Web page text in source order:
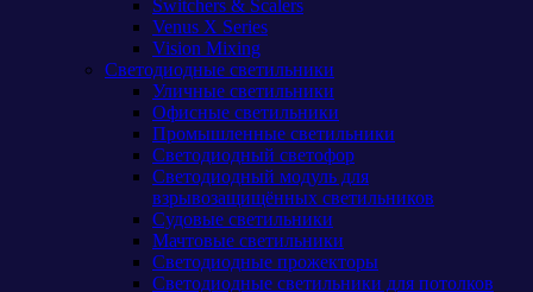
Switchers & Scalers
Venus X Series
Vision Mixing
Светодиодные светильники
Уличные светильники
Офисные светильники
Промышленные светильники
Светодиодный светофор
Светодиодный модуль для
взрывозащищённых светильников
Судовые светильники
Мачтовые светильники
Светодиодные прожекторы
Светодиодные светильники для потолков